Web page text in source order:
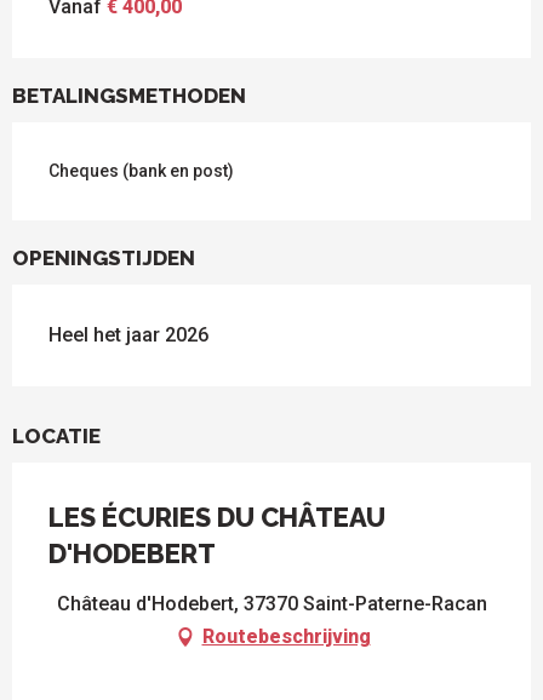
Vanaf € 400,00
BETALINGSMETHODEN
Cheques (bank en post)
OPENINGSTIJDEN
Heel het jaar 2026
LOCATIE
LES ÉCURIES DU CHÂTEAU
D'HODEBERT
Château d'Hodebert, 37370 Saint-Paterne-Racan
Routebeschrijving